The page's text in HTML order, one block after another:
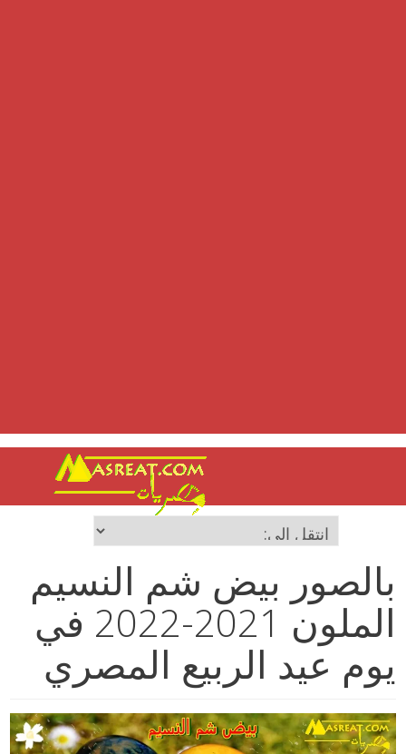
بالصور بيض شم النسيم
الملون 2021-2022 في
يوم عيد الربيع المصري